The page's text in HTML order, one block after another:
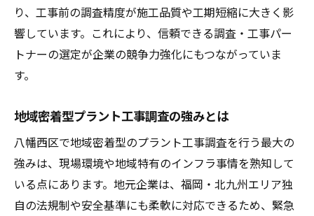
り、工事前の調査精度が施工品質や工期短縮に大きく影
響しています。これにより、信頼できる調査・工事パー
トナーの選定が企業の競争力強化にもつながっていま
す。
地域密着型プラント工事調査の強みとは
八幡西区で地域密着型のプラント工事調査を行う最大の
強みは、現場環境や地域特有のインフラ事情を熟知して
いる点にあります。地元企業は、福岡・北九州エリア独
自の法規制や安全基準にも柔軟に対応できるため、緊急